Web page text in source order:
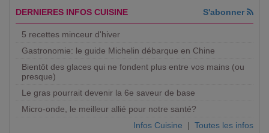
DERNIERES INFOS CUISINE S'abonner
5 recettes minceur d'hiver
Gastronomie: le guide Michelin débarque en Chine
Bientôt des glaces qui ne fondent plus entre vos mains (ou
presque)
Le gras pourrait devenir la 6e saveur de base
Micro-onde, le meilleur allié pour notre santé?
Infos Cuisine | Toutes les infos